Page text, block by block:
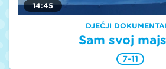
14:45
DJEČJI
Sam svoj
7-11